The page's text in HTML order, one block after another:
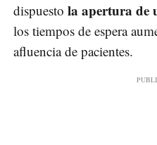
dispuesto la apertura de
los tiempos de espera
afluencia de pacientes.